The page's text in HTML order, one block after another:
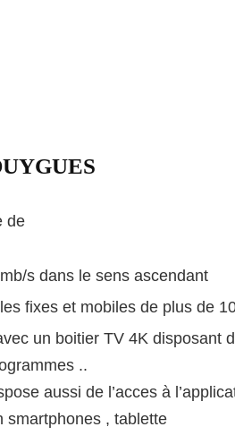
de
s dans le sens ascendant
fixes et mobiles de plus de
un boitier TV 4K disposant
..
aussi de l’acces à
smartphones , tablette